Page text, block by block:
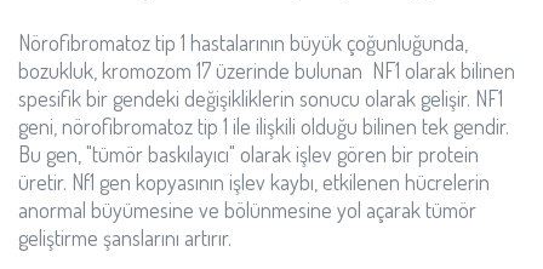
Nörofibromatoz tip 1 hastalarının büyük çoğunluğunda,
bozukluk, kromozom 17 üzerinde bulunan NF1 olarak bilinen
spesifik bir gendeki değişikliklerin sonucu olarak gelişir. NF1
geni, nörofibromatoz tip 1 ile ilişkili olduğu bilinen tek gendir.
Bu gen, "tümör baskılayıcı" olarak işlev gören bir protein
üretir. Nf1 gen kopyasının işlev kaybı, etkilenen hücrelerin
anormal büyümesine ve bölünmesine yol açarak tümör
geliştirme şanslarını artırır.